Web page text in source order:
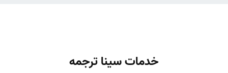
خدمات سینا ترجمه